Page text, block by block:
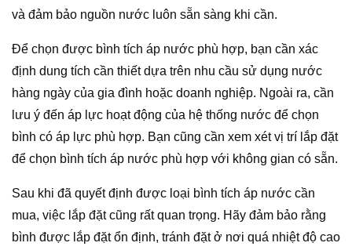
và đảm bảo nguồn nước luôn sẵn sàng khi cần.
Để chọn được bình tích áp nước phù hợp, bạn cần xác
định dung tích cần thiết dựa trên nhu cầu sử dụng nước
hàng ngày của gia đình hoặc doanh nghiệp. Ngoài ra, cần
lưu ý đến áp lực hoạt động của hệ thống nước để chọn
bình có áp lực phù hợp. Bạn cũng cần xem xét vị trí lắp đặt
để chọn bình tích áp nước phù hợp với không gian có sẵn.
Sau khi đã quyết định được loại bình tích áp nước cần
mua, việc lắp đặt cũng rất quan trọng. Hãy đảm bảo rằng
bình được lắp đặt ổn định, tránh đặt ở nơi quá nhiệt độ cao